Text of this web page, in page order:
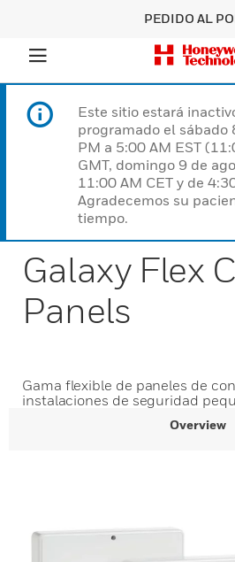
PEDIDO AL
Este sitio estará
programado el sábado
PM a 5:00 AM EST
GMT, domingo 9 de
11:00 AM CET y de
Agradecemos su
tiempo.
Galaxy Flex
Panels
Gama flexible de paneles de
instalaciones de seguridad
Overview